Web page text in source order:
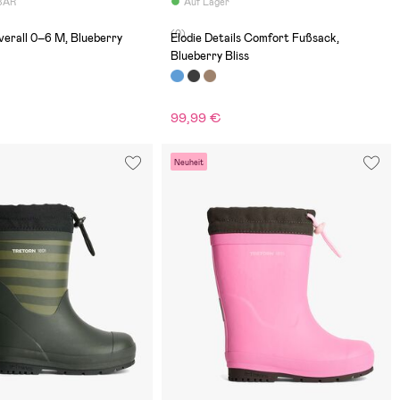
0–6 M, Blueberry
(0)
Elodie Details Comfort Fußsack,
Blueberry Bliss
99,99 €
Neuheit